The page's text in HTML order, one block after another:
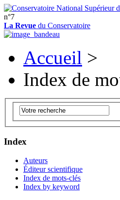
n°7
La Revue du Conservatoire
Accueil >
Index de
Index
Auteurs
Éditeur scientifique
Index de mots-clés
Index by keyword